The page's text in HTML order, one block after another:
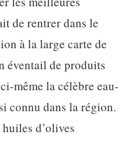
de rentrer dans le
à la large carte de
éventail de produits
même la célèbre eau-
connu dans la région.
d’olives